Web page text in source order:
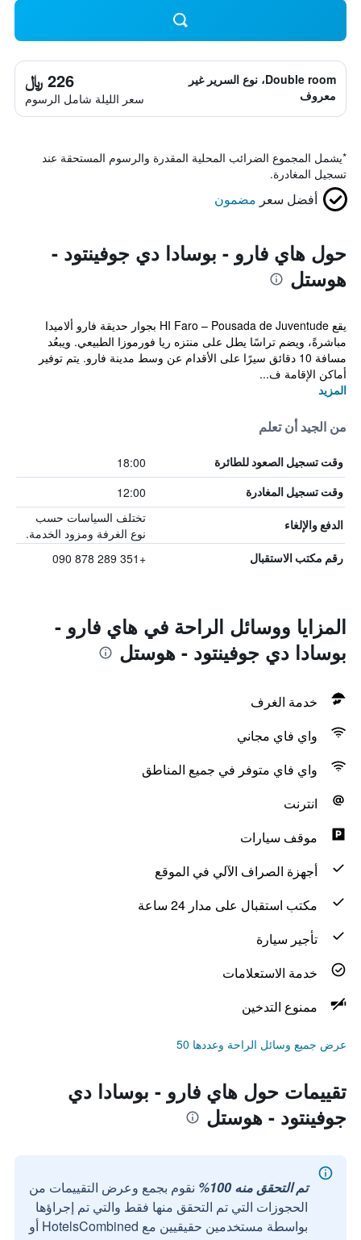
Double room، نوع السرير غير
معروف
226 ﷼
سعر الليلة شامل الرسوم
*يشمل المجموع الضرائب المحلية المقدرة والرسوم المستحقة عند
تسجيل المغادرة.
أفضل سعر مضمون
حول هاي فارو - بوسادا دي جوفينتود -
هوستل
يقع HI Faro – Pousada de Juventude بجوار حديقة فارو ألاميدا
مباشرةً، ويضم تراسًا يطل على منتزه ريا فورموزا الطبيعي. ويبعُد
مسافة 10 دقائق سيرًا على الأقدام عن وسط مدينة فارو. يتم توفير
أماكن الإقامة ف...
المزيد
من الجيد أن تعلم
وقت تسجيل الصعود للطائرة 18:00
وقت تسجيل المغادرة 12:00
الدفع والإلغاء
تختلف السياسات حسب
نوع الغرفة ومزود الخدمة.
رقم مكتب الاستقبال +351 289 878 090
المزايا ووسائل الراحة في هاي فارو -
بوسادا دي جوفينتود - هوستل
خدمة الغرف
واي فاي مجاني
واي فاي متوفر في جميع المناطق
انترنت
موقف سيارات
أجهزة الصراف الآلي في الموقع
مكتب استقبال على مدار 24 ساعة
تأجير سيارة
خدمة الاستعلامات
ممنوع التدخين
عرض جميع وسائل الراحة وعددها 50
تقييمات حول هاي فارو - بوسادا دي
جوفينتود - هوستل
تم التحقق منه 100%
نقوم بجمع وعرض التقييمات من
الحجوزات التي تم التحقق منها فقط والتي تم إجراؤها
بواسطة مستخدمين حقيقيين مع HotelsCombined أو